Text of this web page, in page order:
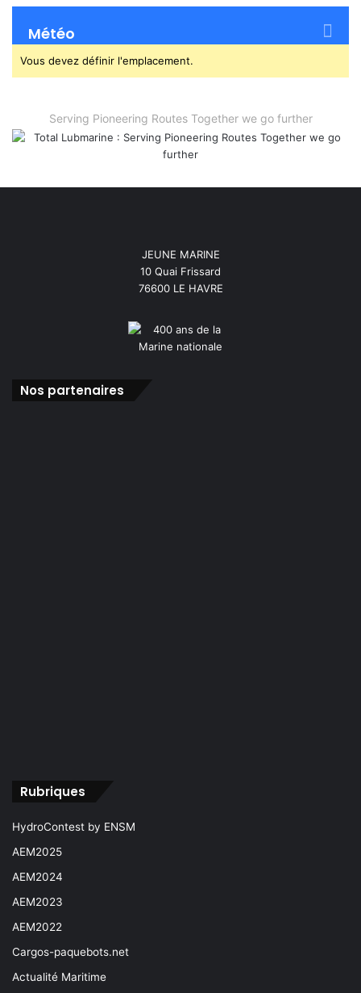
Météo
Vous devez définir l'emplacement.
Serving Pioneering Routes Together we go further
JEUNE MARINE
10 Quai Frissard
76600 LE HAVRE
Nos partenaires
Rubriques
HydroContest by ENSM
AEM2025
AEM2024
AEM2023
AEM2022
Cargos-paquebots.net
Actualité Maritime